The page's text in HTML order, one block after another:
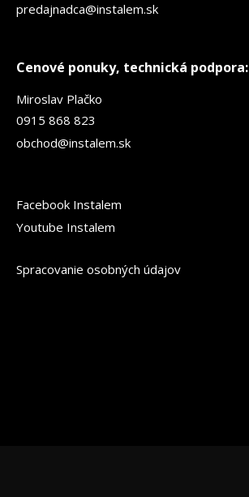
predajnadca@instalem.sk
Cenové ponuky, technická podpora:
Miroslav Plačko
0915 868 823
obchod@instalem.sk
Facebook Instalem
Youtube Instalem
Spracovanie osobných údajov